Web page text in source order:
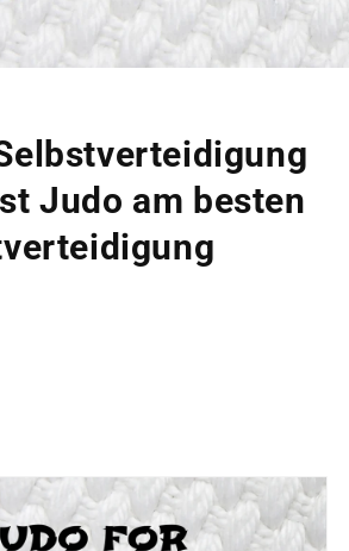
Judo am besten